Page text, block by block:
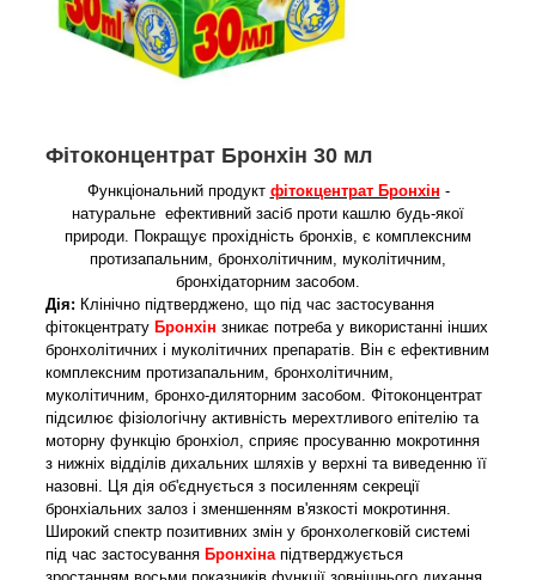
Фітоконцентрат Бронхін 30 мл
Функціональний продукт фітокцентрат Бронхін -
натуральне ефективний засіб проти кашлю будь-якої
природи. Покращує прохідність бронхів, є комплексним
протизапальним, бронхолітичним, муколітичним,
бронхідаторним засобом.
Дія: Клінічно підтверджено, що під час застосування
фітокцентрату Бронхін зникає потреба у використанні інших
бронхолітичних і муколітичних препаратів. Він є ефективним
комплексним протизапальним, бронхолітичним,
муколітичним, бронхо-диляторним засобом. Фітоконцентрат
підсилює фізіологічну активність мерехтливого епітелію та
моторну функцію бронхіол, сприяє просуванню мокротиння
з нижніх відділів дихальних шляхів у верхні та виведенню її
назовні. Ця дія об'єднується з посиленням секреції
бронхіальних залоз і зменшенням в'язкості мокротиння.
Широкий спектр позитивних змін у бронхолегковій системі
під час застосування Бронхіна підтверджується